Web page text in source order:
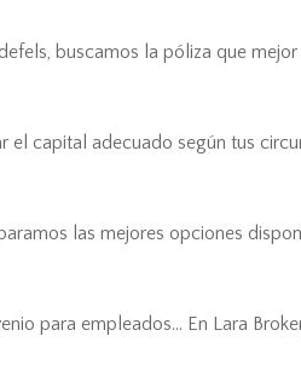
buscamos la póliza que
capital adecuado según tus
las mejores opciones
para empleados... En Lara